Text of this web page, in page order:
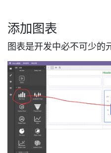
添加图表
图表是开发中必不可少的